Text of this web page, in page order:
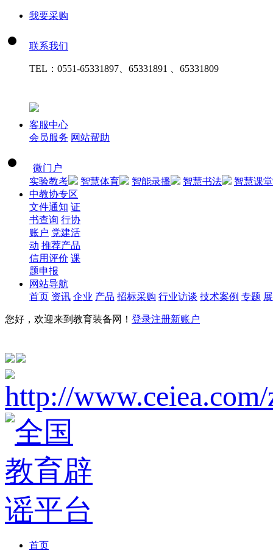
我要采购
联系我们
TEL： 0551-65331897、65331891 、65331809
客服中心
会员服务 网站帮助
微门户
实验教考
智慧体育 智能录播 智慧书法
智慧课堂
中教协专区
文件通知 证
书查询 行协
账户 党建活
动 推荐产品
信用评价 课
题申报
网站导航
首页 资讯 企业 产品 招标采购 行业访谈 技术案例 专题
您好，欢迎来到教育装备网！ 登录注册新账户
首页